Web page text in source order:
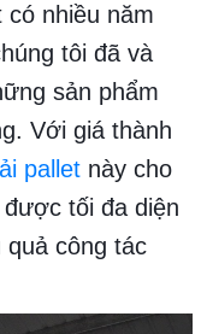
có nhiều năm
tôi đã và
sản phẩm
Với giá thành
pallet này cho
tối đa diện
quả công tác